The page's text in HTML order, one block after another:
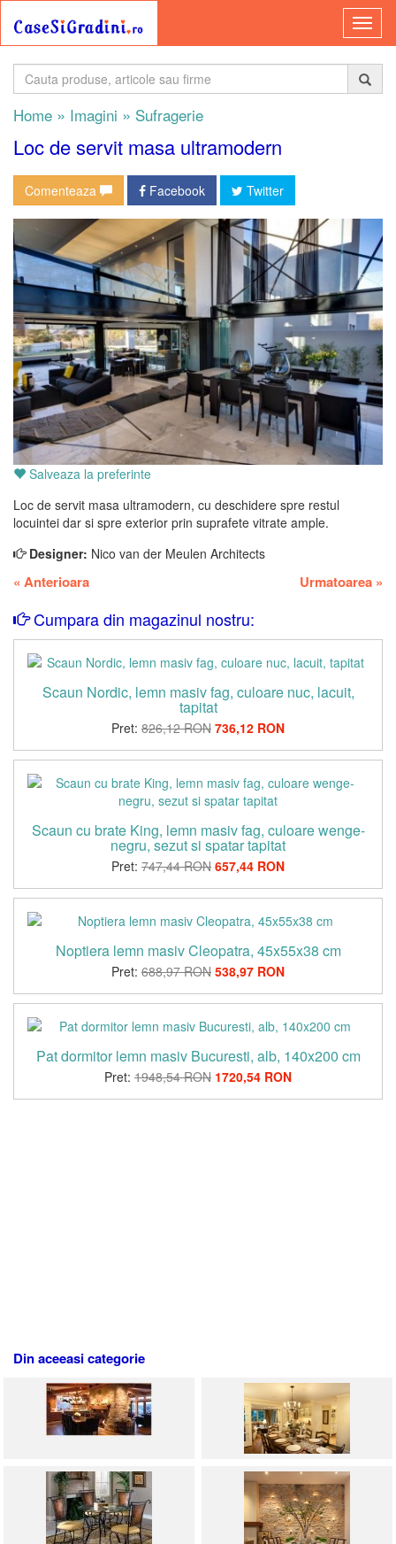
Home » Imagini » Sufragerie
Loc de servit masa ultramodern
Comenteaza Facebook Twitter
Salveaza la preferinte
Loc de servit masa ultramodern, cu deschidere spre restul
locuintei dar si spre exterior prin suprafete vitrate ample.
Designer: Nico van der Meulen Architects
« Anterioara Urmatoarea »
Cumpara din magazinul nostru:
Scaun Nordic, lemn masiv fag, culoare nuc, lacuit,
tapitat
Pret: 826,12 RON 736,12 RON
Scaun cu brate King, lemn masiv fag, culoare wenge-
negru, sezut si spatar tapitat
Pret: 747,44 RON 657,44 RON
Noptiera lemn masiv Cleopatra, 45x55x38 cm
Pret: 688,97 RON 538,97 RON
Pat dormitor lemn masiv Bucuresti, alb, 140x200 cm
Pret: 1948,54 RON 1720,54 RON
Din aceeasi categorie